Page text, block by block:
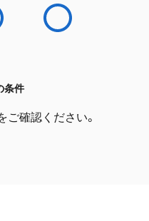
条件
ご確認ください。